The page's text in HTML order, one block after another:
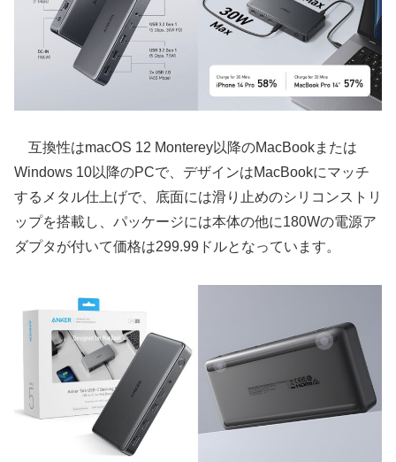
互換性はmacOS 12 Monterey以降のMacBookまたは
Windows 10以降のPCで、デザインはMacBookにマッチ
するメタル仕上げで、底面には滑り止めのシリコンストリ
ップを搭載し、パッケージには本体の他に180Wの電源ア
ダプタが付いて価格は299.99ドルとなっています。